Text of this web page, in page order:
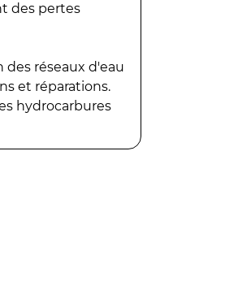
des pertes
réseaux d'eau
et réparations.
hydrocarbures